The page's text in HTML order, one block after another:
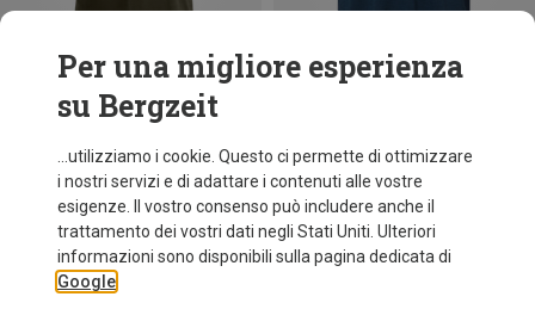
Risparmi 14%
Per una migliore esperienza
su Bergzeit
...utilizziamo i cookie. Questo ci permette di ottimizzare
i nostri servizi e di adattare i contenuti alle vostre
esigenze. Il vostro consenso può includere anche il
trattamento dei vostri dati negli Stati Uniti. Ulteriori
informazioni sono disponibili sulla pagina dedicata di
Google